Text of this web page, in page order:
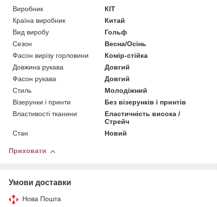
Виробник
КІТ
Країна виробник
Китай
Вид виробу
Гольф
Сезон
Весна/Осінь
Фасон вирізу горловини
Комір-стійка
Довжина рукава
Довгий
Фасон рукава
Довгий
Стиль
Молодіжний
Візерунки і принти
Без візерунків і принтів
Властивості тканини
Еластичність висока /
Стрейч
Стан
Новий
Приховати
Умови доставки
Нова Пошта